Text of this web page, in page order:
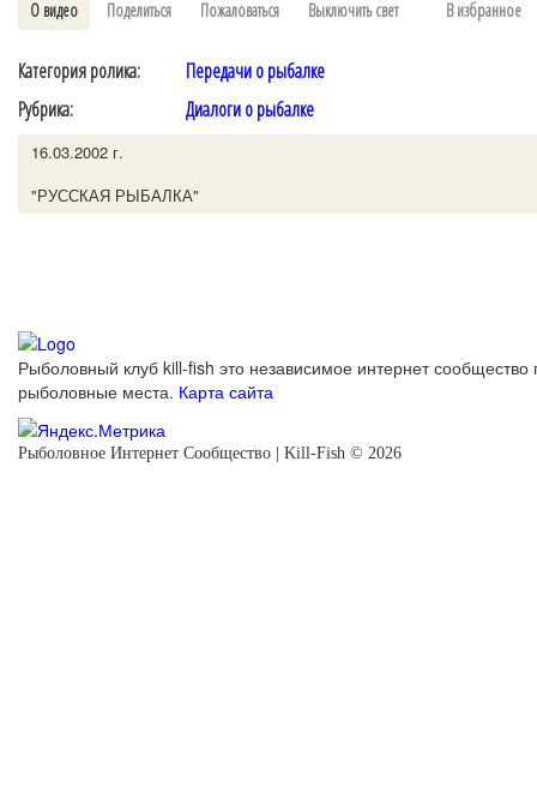
О видео Поделиться Пожаловаться Выключить свет В избранное
Категория ролика:
Передачи о рыбалке
Рубрика:
Диалоги о рыбалке
16.03.2002 г.
"РУССКАЯ РЫБАЛКА"
Рыболовный клуб kill-fish это независимое интернет сообщество
рыболовные места. Карта сайта
Рыболовное Интернет Сообщество | Kill-Fish © 2026